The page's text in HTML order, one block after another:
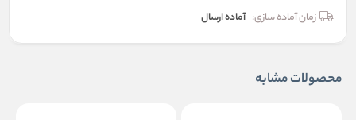
زمان آماده سازی: آماده ارسال
محصولات مشابه